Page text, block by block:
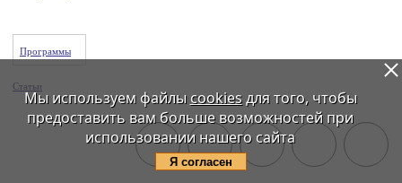
Программы
Статьи
Мы используем файлы cookiesдля того, чтобы
предоставить вам больше возможностей при
использовании нашего сайта